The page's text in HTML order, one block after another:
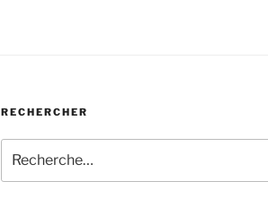
RECHERCHER
pour
: